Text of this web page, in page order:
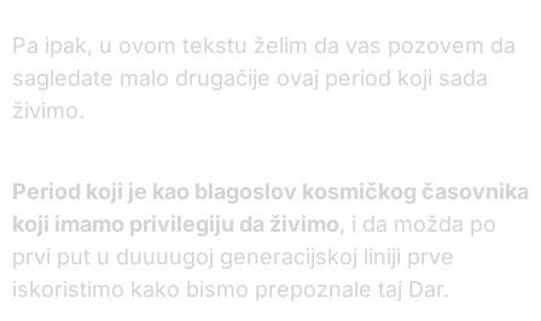
Pa ipak, u ovom tekstu želim da vas pozovem da
sagledate malo drugačije ovaj period koji sada
živimo.
Period koji je kao blagoslov kosmičkog časovnika
koji imamo privilegiju da živimo, i da možda po
prvi put u duuuugoj generacijskoj liniji prve
iskoristimo kako bismo prepoznale taj Dar.